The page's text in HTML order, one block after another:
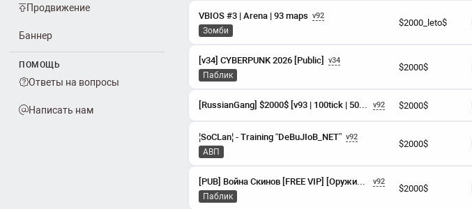
Продвижение
Баннер
ПОМОЩЬ
Ответы на вопросы
Написать нам
VBIOS #3 | Arena | 93 maps v92
Зомби
$2000_leto$
[v34] CYBERPUNK 2026 [Public] v34
Паблик
$2000$
[RussianGang] $2000$ [v93 | 100tick | 500fps v92 $2000$
¦SoCLan¦ - Training “DeBuJIoB_NET” v92
АВП
$2000$
[PUB] Война Скинов [FREE VIP] [Оружие CS:GO] v92
Паблик
$2000$